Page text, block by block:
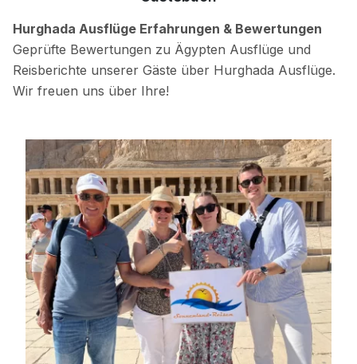
Hurghada Ausflüge Erfahrungen & Bewertungen
Geprüfte Bewertungen zu Ägypten Ausflüge und
Reisberichte unserer Gäste über Hurghada Ausflüge.
Wir freuen uns über Ihre!